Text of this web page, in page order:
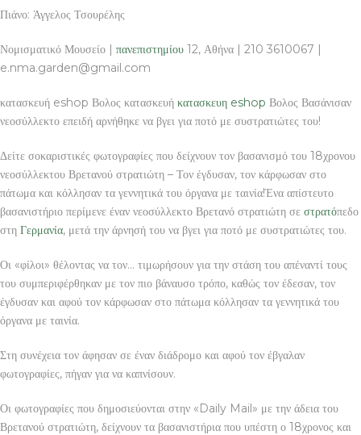
Πιάνο: Άγγελος Τσουρέλης
Νομισματικό Μουσείο | πανεπιστημίου 12, Αθήνα | 210 3610067 |
e.nma.garden@gmail.com
κατασκευή eshop Βολος κατασκευή κατασκευη eshop Βολος Βασάνισαν
νεοσύλλεκτο επειδή αρνήθηκε να βγει για ποτό με συστρατιώτες του!
Δείτε σοκαριστικές φωτογραφίες που δείχνουν τον βασανισμό του 18χρονου
νεοσύλλεκτου Βρετανού στρατιώτη – Τον έγδυσαν, τον κάρφωσαν στο
πάτωμα και κόλλησαν τα γεννητικά του όργανα με ταινία!Ένα απίστευτο
βασανιστήριο περίμενε έναν νεοσύλλεκτο Βρετανό στρατιώτη σε στρατόπεδο
στη Γερμανία, μετά την άρνησή του να βγει για ποτό με συστρατιώτες του.
Οι «φίλοι» θέλοντας να τον… τιμωρήσουν για την στάση του απέναντί τους
του συμπεριφέρθηκαν με τον πιο βάναυσο τρόπο, καθώς τον έδεσαν, τον
έγδυσαν και αφού τον κάρφωσαν στο πάτωμα κόλλησαν τα γεννητικά του
όργανα με ταινία.
Στη συνέχεια τον άφησαν σε έναν διάδρομο και αφού τον έβγαλαν
φωτογραφίες, πήγαν για να καπνίσουν.
Οι φωτογραφίες που δημοσιεύονται στην «Daily Mail» με την άδεια του
Βρετανού στρατιώτη, δείχνουν τα βασανιστήρια που υπέστη ο 18χρονος και